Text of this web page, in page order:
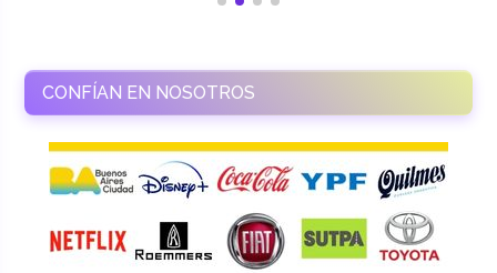
RAMASSO PRODUCTORA